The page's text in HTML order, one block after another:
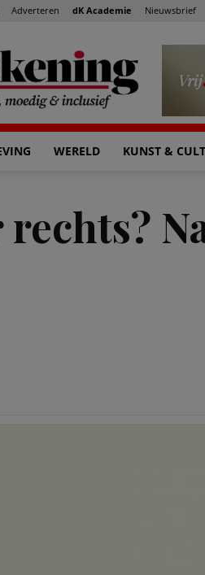
Adverteren dK Academie Nieuwsbrief
WERELD KUNST &